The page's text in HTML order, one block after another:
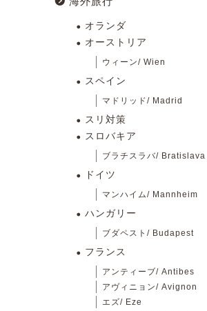
オランダ
オーストリア
ウィーン/ Wien
スペイン
マドリッド/ Madrid
スリ対策
スロバキア
ブラチスラバ/ Bratislava
ドイツ
マンハイム/ Mannheim
ハンガリー
ブダペスト/ Budapest
フランス
アンティーブ/ Antibes
アヴィニョン/ Avignon
エズ/ Eze